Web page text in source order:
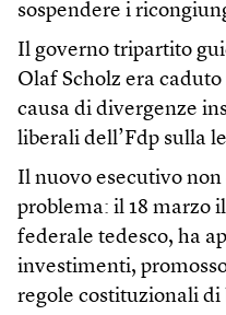
sospendere i
Il governo tripartito
Olaf Scholz era
causa di divergenze
liberali dell’Fdp sulla
Il nuovo esecutivo
problema: il 18 marzo
federale tedesco, ha
investimenti,
regole costituzionali